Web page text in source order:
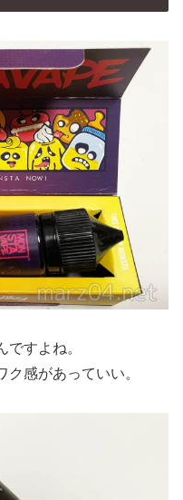
すよね。
感があっていい。